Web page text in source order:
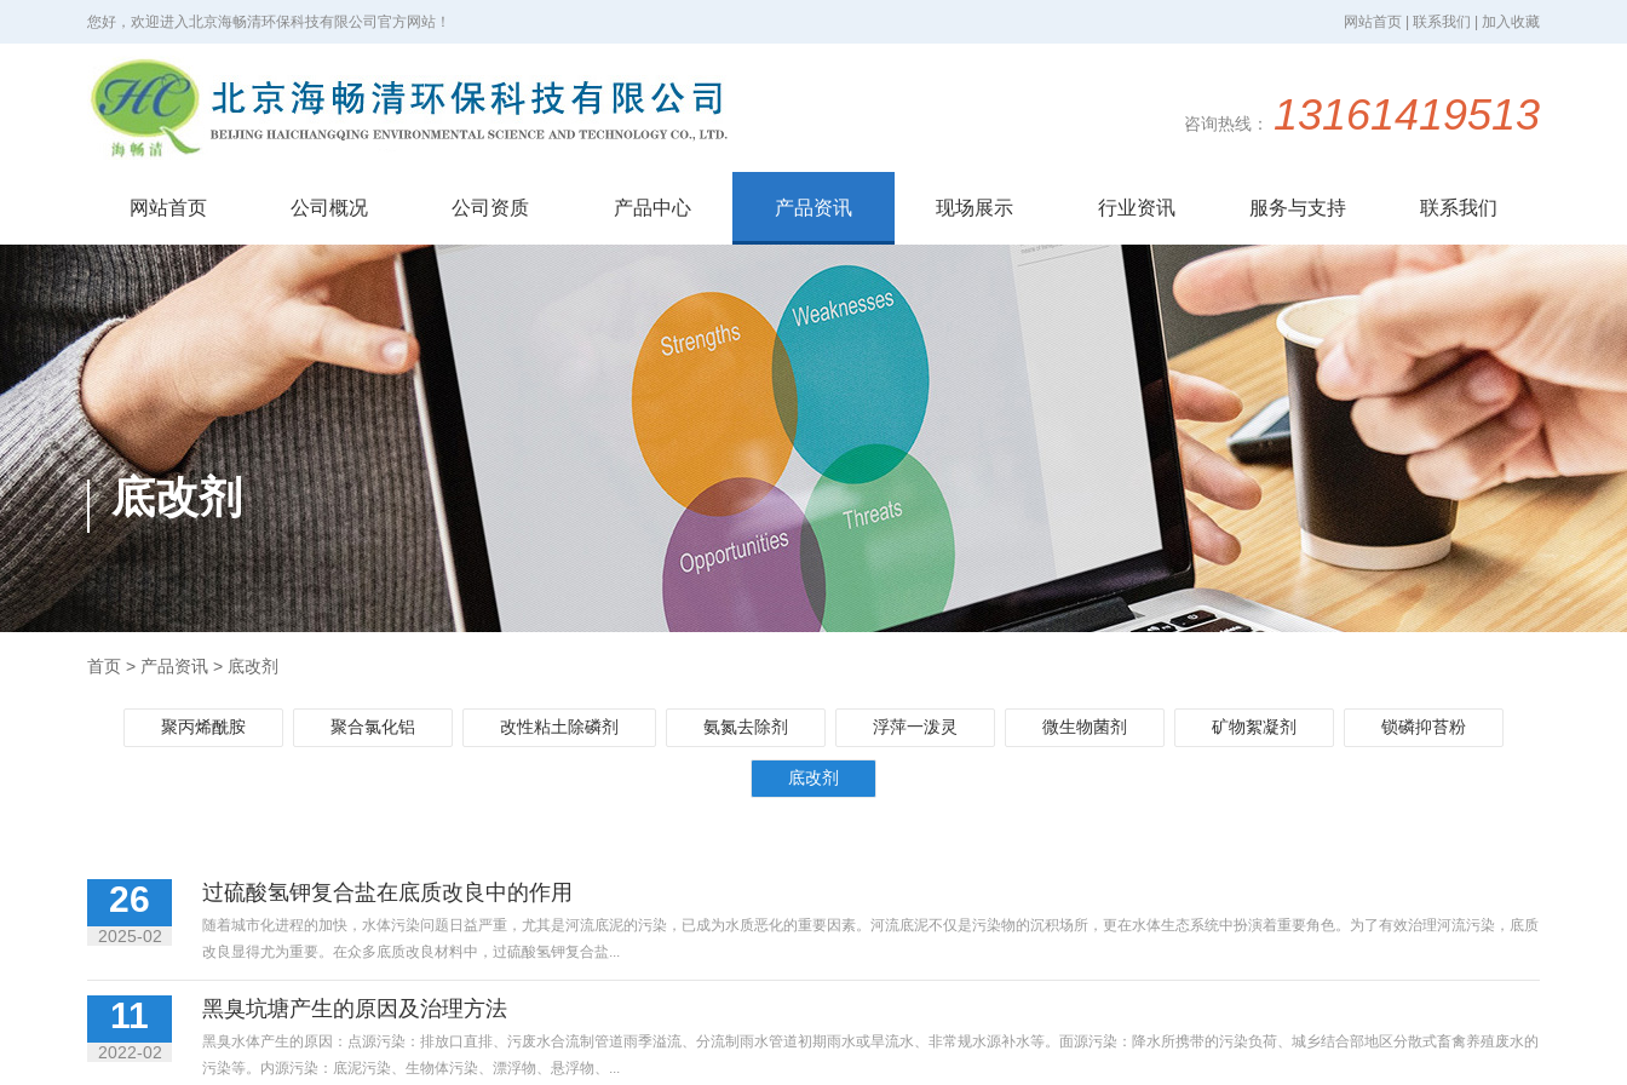
您好，欢迎进入北京海畅清环保科技有限公司官方网站！ 网站首页 | 联系我们 | 加入收藏
咨询热线： 13161419513
网站首页 公司概况 公司资质 产品中心 产品资讯 现场展示 行业资讯 服务与支持 联系我们
底改剂
首页 > 产品资讯 > 底改剂
聚丙烯酰胺 聚合氯化铝 改性粘土除磷剂 氨氮去除剂 浮萍一泼灵 微生物菌剂 矿物絮凝剂 锁磷抑苔粉
底改剂
26
2025-02
过硫酸氢钾复合盐在底质改良中的作用
随着城市化进程的加快，水体污染问题日益严重，尤其是河流底泥的污染，已成为水质恶化的重要因素。河流底泥不仅是污染物的沉积场所，更在水体生态系统中扮演着重要角色。为了有效治理河流污染，底质
改良显得尤为重要。在众多底质改良材料中，过硫酸氢钾复合盐...
11
2022-02
黑臭坑塘产生的原因及治理方法
黑臭水体产生的原因：点源污染：排放口直排、污废水合流制管道雨季溢流、分流制雨水管道初期雨水或旱流水、非常规水源补水等。面源污染：降水所携带的污染负荷、城乡结合部地区分散式畜禽养殖废水的
污染等。内源污染：底泥污染、生物体污染、漂浮物、悬浮物、...